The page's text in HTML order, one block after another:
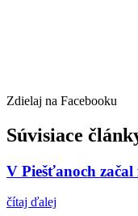
Zdielaj na Facebooku
Súvisiace
V Piešťanoch
čítaj ďalej